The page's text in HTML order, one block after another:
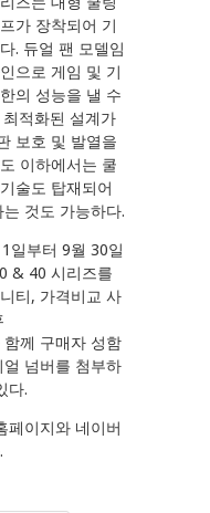
가 장착되어 기
. 듀얼 팬 모델임
으로 게임 및 기
의 성능을 낼 수
적화된 설계가
보호 및 발열을
이하에서는 쿨
술도 탑재되어
것도 가능하다.
일부터 9월 30일
& 40 시리즈를
티, 가격비교 사
께 구매자 성함
넘버를 첨부하
다.
페이지와 네이버